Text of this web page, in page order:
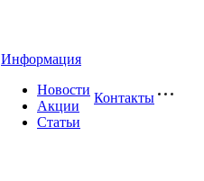
Информация
Новости
Акции
Статьи
Контакты